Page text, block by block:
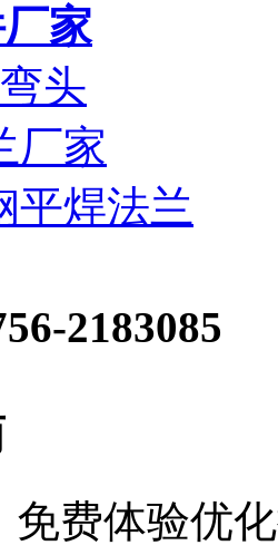
家
头
厂家
平焊法兰
2183085
免费体验优